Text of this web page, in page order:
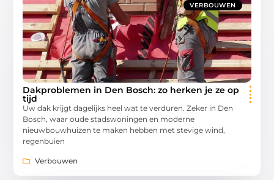
VERBOUWEN
Dakproblemen in Den Bosch: zo herken je ze op
tijd
Uw dak krijgt dagelijks heel wat te verduren. Zeker in Den
Bosch, waar oude stadswoningen en moderne
nieuwbouwhuizen te maken hebben met stevige wind,
regenbuien
Verbouwen